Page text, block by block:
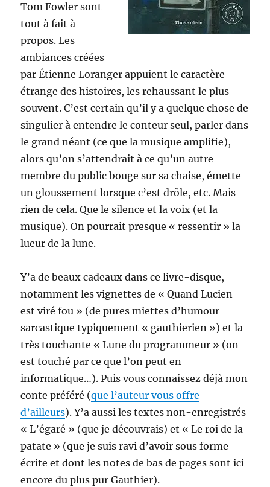
Tom Fowler sont
tout à fait à
propos. Les
ambiances créées
par Étienne Loranger appuient le caractère
étrange des histoires, les rehaussant le plus
souvent. C’est certain qu’il y a quelque chose de
singulier à entendre le conteur seul, parler dans
le grand néant (ce que la musique amplifie),
alors qu’on s’attendrait à ce qu’un autre
membre du public bouge sur sa chaise, émette
un gloussement lorsque c’est drôle, etc. Mais
rien de cela. Que le silence et la voix (et la
musique). On pourrait presque « ressentir » la
lueur de la lune.
Y’a de beaux cadeaux dans ce livre-disque,
notamment les vignettes de « Quand Lucien
est viré fou » (de pures miettes d’humour
sarcastique typiquement « gauthierien ») et la
très touchante « Lune du programmeur » (on
est touché par ce que l’on peut en
informatique…). Puis vous connaissez déjà mon
conte préféré (que l’auteur vous offre
d’ailleurs). Y’a aussi les textes non-enregistrés
« L’égaré » (que je découvrais) et « Le roi de la
patate » (que je suis ravi d’avoir sous forme
écrite et dont les notes de bas de pages sont ici
encore du plus pur Gauthier).